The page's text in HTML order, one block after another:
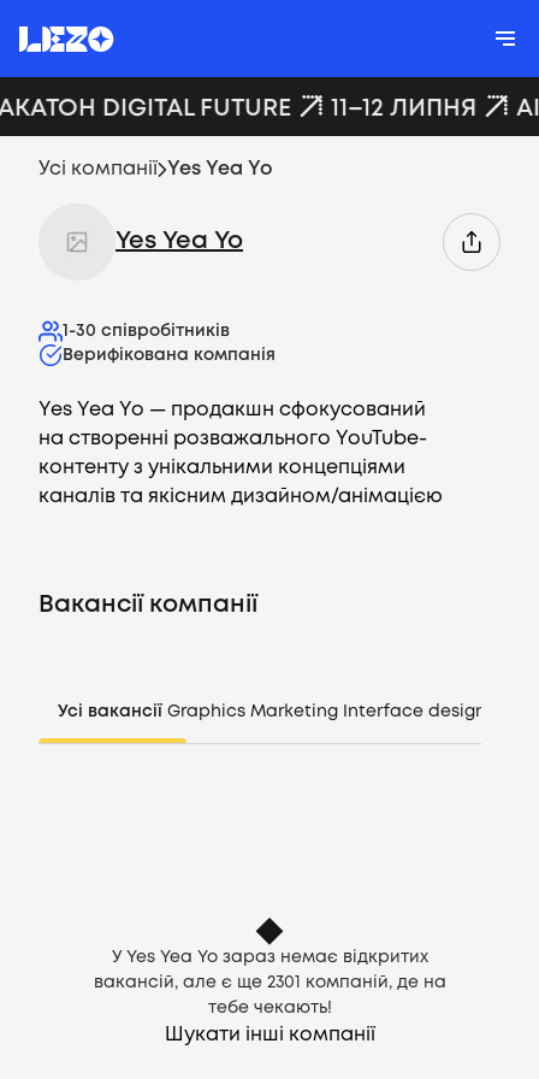
DIGITAL FUTURE 11–12 ЛИПНЯ
Усі компанії Yes Yea Yo
Yes Yea Yo
1-30 співробітників
Верифікована компанія
Yes Yea Yo — продакшн сфокусований
на створенні розважального YouTube-
контенту з унікальними концепціями
каналів та якісним дизайном/анімацією
Вакансії компанії
Усі вакансії Graphics Marketing Interface design
У Yes Yea Yo зараз немає відкритих
вакансій, але є ще 2301
компаній, де на
тебе чекають!
Шукати інші компанії